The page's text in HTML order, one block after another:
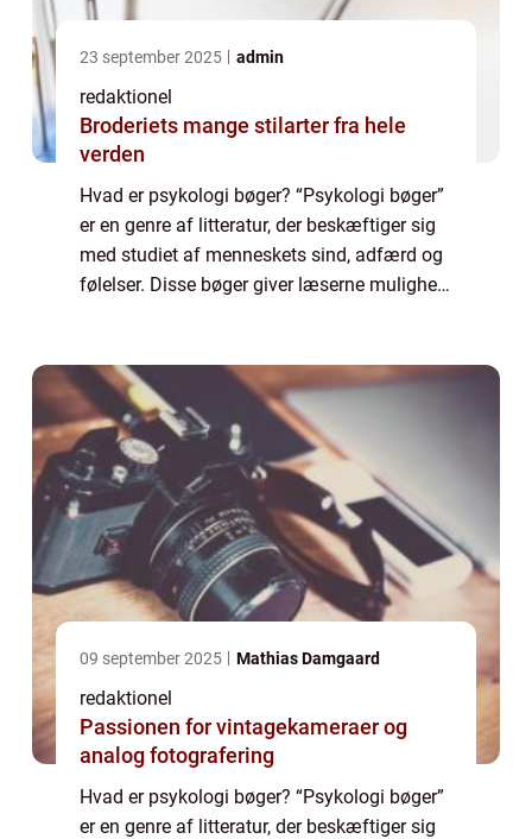
23 september 2025 admin
redaktionel
Broderiets mange stilarter fra hele
verden
Hvad er psykologi bøger? “Psykologi bøger”
er en genre af litteratur, der beskæftiger sig
med studiet af menneskets sind, adfærd og
følelser. Disse bøger giver læserne mulighed
09 september 2025 Mathias Damgaard
redaktionel
Passionen for vintagekameraer og
analog fotografering
Hvad er psykologi bøger? “Psykologi bøger”
er en genre af litteratur, der beskæftiger sig